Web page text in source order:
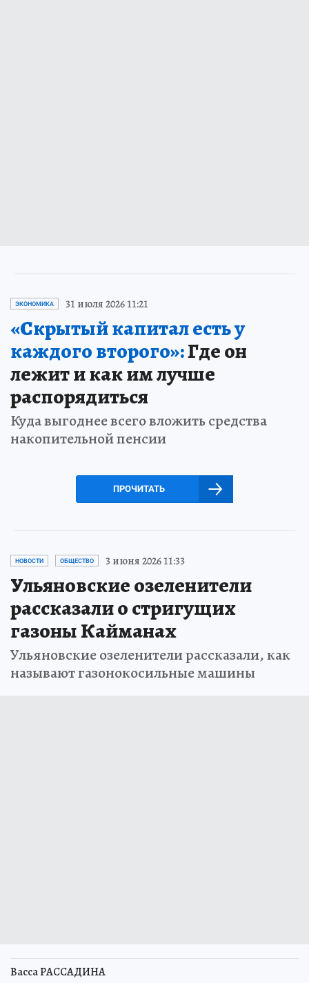
ЭКОНОМИКА 31 июля 2026 11:21
«Скрытый капитал есть у
каждого второго»:Где он
лежит и как им лучше
распорядиться
Куда выгоднее всего вложить средства
накопительной пенсии
ПРОЧИТАТЬ
НОВОСТИ ОБЩЕСТВО 3 июня 2026 11:33
Ульяновские озеленители
рассказали о стригущих
газоны Кайманах
Ульяновские озеленители рассказали, как
называют газонокосильные машины
Васса РАССАДИНА